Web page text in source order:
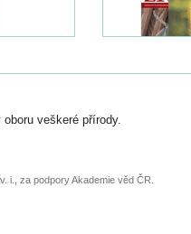
veškeré přírody.
i., za podpory Akademie věd ČR.